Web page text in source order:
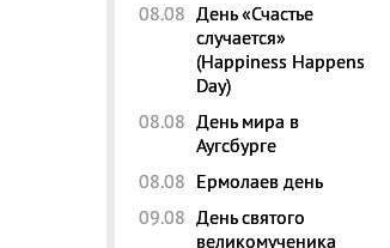
08.08 День «Счастье
случается»
(Happiness Happens
Day)
08.08 День мира в
Аугсбурге
08.08 Ермолаев день
09.08 День святого
великомученика